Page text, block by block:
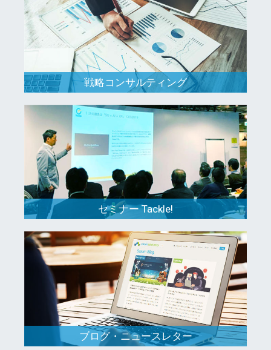
戦略コンサルティング
セミナー Tackle!
ブログ・ニュースレター